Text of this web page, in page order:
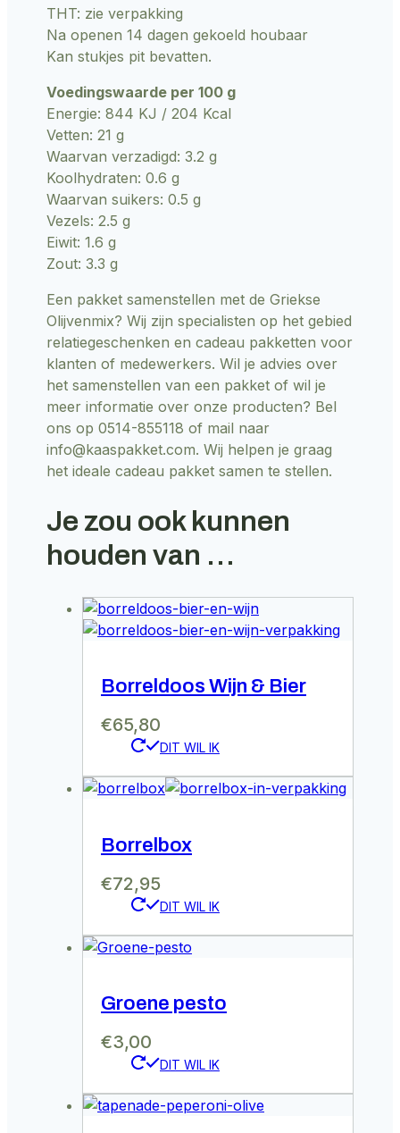
THT: zie verpakking
Na openen 14 dagen gekoeld houbaar
Kan stukjes pit bevatten.
Voedingswaarde per 100 g
Energie: 844 KJ / 204 Kcal
Vetten: 21 g
Waarvan verzadigd: 3.2 g
Koolhydraten: 0.6 g
Waarvan suikers: 0.5 g
Vezels: 2.5 g
Eiwit: 1.6 g
Zout: 3.3 g
Een pakket samenstellen met de Griekse
Olijvenmix? Wij zijn specialisten op het gebied
relatiegeschenken en cadeau pakketten voor
klanten of medewerkers. Wil je advies over
het samenstellen van een pakket of wil je
meer informatie over onze producten? Bel
ons op 0514-855118 of mail naar
info@kaaspakket.com. Wij helpen je graag
het ideale cadeau pakket samen te stellen.
Je zou ook kunnen
houden van …
Borreldoos Wijn & Bier
€65,80
Borrelbox
€72,95
Groene pesto
€3,00